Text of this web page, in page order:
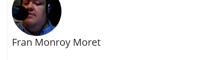
Fran Monroy Moret